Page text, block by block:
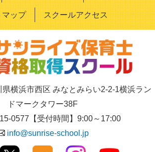
マップ スクールアクセス
横浜市西区 みなとみらい2-2-1横浜ラン
ドマークタワー38F
0577 【受付時間】9:00～17:00
info@sunrise-school.jp